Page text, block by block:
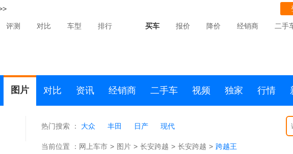
评测 对比 车型 排行 买车 报价 降价 经销商 二手
图片 对比 资讯 经销商 二手车 视频 独家 行情
热门搜索 ： 大众 丰田 日产 现代
当前位置 ： 网上车市 > 图片 > 长安跨越 > 长安跨越 > 跨越王